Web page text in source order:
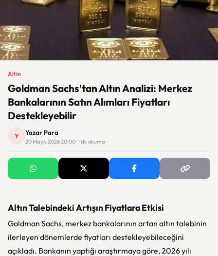
Altin
Goldman Sachs'tan Altın Analizi: Merkez
Bankalarının Satın Alımları Fiyatları
Destekleyebilir
Y Yazar Para
20 Mayıs 2026 20:00 · 1 dk okuma
Altın Talebindeki Artışın Fiyatlara Etkisi
Goldman Sachs, merkez bankalarının artan altın talebinin
ilerleyen dönemlerde fiyatları destekleyebileceğini
açıkladı. Bankanın yaptığı araştırmaya göre, 2026 yılı